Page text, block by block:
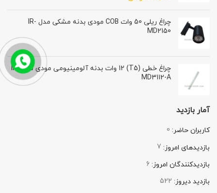
چراغ ریلی 50 وات COB مودی بدنه مشکی مدل IR-
MD2150
چراغ خطی (T5) 12 وات بدنه آلومینیومی مودی مدل IR-
MD3112-A
آمار بازدید
کاربران حاضر: 0
بازدیدهای امروز: 7
بازدیدکنندگان امروز: 6
بازدید دیروز: 522